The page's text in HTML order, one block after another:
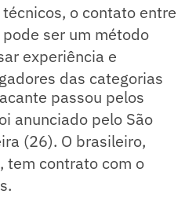
o contato entre
ser um método
experiência e
das categorias
passou pelos
anunciado pelo São
(26). O brasileiro,
tem contrato com o